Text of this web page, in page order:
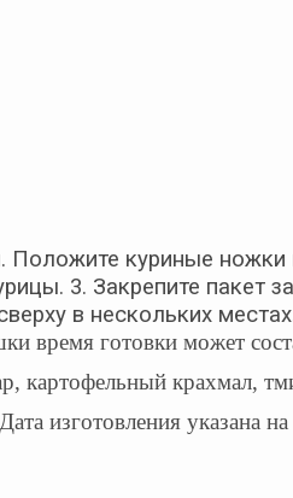
Положите куриные ножки
3. Закрепите пакет
в нескольких
время готовки может
картофельный крахмал,
изготовления указана на